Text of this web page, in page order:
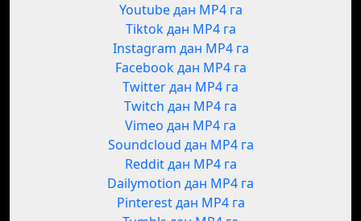
Youtube дан MP4 га
Tiktok дан MP4 га
Instagram дан MP4 га
Facebook дан MP4 га
Twitter дан MP4 га
Twitch дан MP4 га
Vimeo дан MP4 га
Soundcloud дан MP4 га
Reddit дан MP4 га
Dailymotion дан MP4 га
Pinterest дан MP4 га